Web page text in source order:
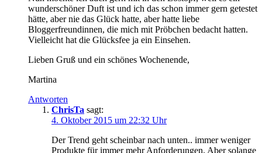
wunderschöner Duft ist und ich das schon immer gern getestet
hätte, aber nie das Glück hatte, aber hatte liebe
Bloggerfreundinnen, die mich mit Pröbchen bedacht hatten.
Vielleicht hat die Glücksfee ja ein Einsehen.
Lieben Gruß und ein schönes Wochenende,
Martina
Antworten
ChrisTa sagt:
4. Oktober 2015 um 22:32 Uhr
Der Trend geht scheinbar nach unten.. immer weniger
Produkte für immer mehr Anforderungen. Aber solange